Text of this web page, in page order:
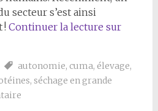
secteur s’est ainsi
! Continuer la lecture sur
autonomie, cuma, élevage,
, séchage en grande